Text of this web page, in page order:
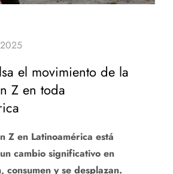
el movimiento de la
Z en toda
Z en Latinoamérica está
cambio significativo en
consumen y se desplazan.